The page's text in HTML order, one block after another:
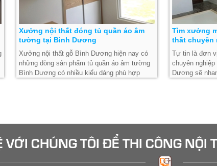
Xưởng nội thất đóng tủ quần áo âm
tường tại Bình Dương
Xưởng nội thất gỗ Bình Dương hiện nay có
những dòng sản phẩm tủ quần áo âm tường
Bình Dương có nhiều kiểu dáng phù hợp
Tìm xưởng
thất chuyên
Tự tin là đơn
chuyên
Dương sẽ
VỚI CHÚNG TÔI ĐỂ THI CÔNG NỘI